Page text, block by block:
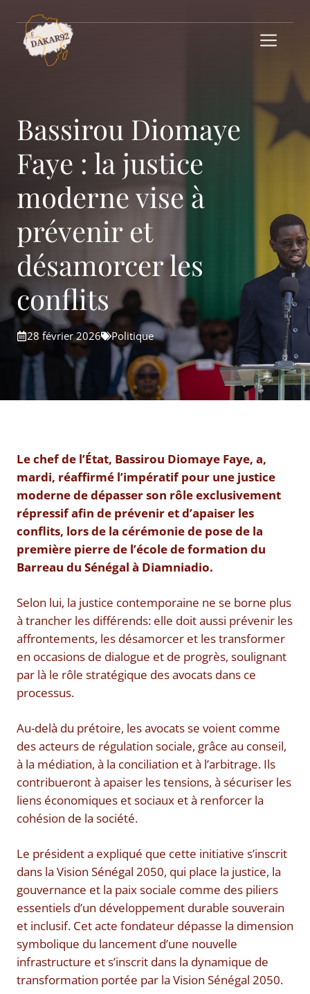
contenu
Bassirou Diomaye
Faye : la justice
moderne vise à
prévenir et
désamorcer les
conflits
28 février 2026 Politique
Le chef de l’État, Bassirou Diomaye Faye, a,
mardi, réaffirmé l’impératif pour une justice
moderne de dépasser son rôle exclusivement
répressif afin de prévenir et d’apaiser les
conflits, lors de la cérémonie de pose de la
première pierre de l’école de formation du
Barreau du Sénégal à Diamniadio.
Selon lui, la justice contemporaine ne se borne plus
à trancher les différends: elle doit aussi prévenir les
affrontements, les désamorcer et les transformer
en occasions de dialogue et de progrès, soulignant
par là le rôle stratégique des avocats dans ce
processus.
Au-delà du prétoire, les avocats se voient comme
des acteurs de régulation sociale, grâce au conseil,
à la médiation, à la conciliation et à l’arbitrage. Ils
contribueront à apaiser les tensions, à sécuriser les
liens économiques et sociaux et à renforcer la
cohésion de la société.
Le président a expliqué que cette initiative s’inscrit
dans la Vision Sénégal 2050, qui place la justice, la
gouvernance et la paix sociale comme des piliers
essentiels d’un développement durable souverain
et inclusif. Cet acte fondateur dépasse la dimension
symbolique du lancement d’une nouvelle
infrastructure et s’inscrit dans la dynamique de
transformation portée par la Vision Sénégal 2050.